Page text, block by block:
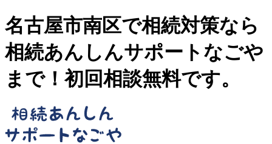
名古屋市南区で相続対策なら
相続あんしんサポートなごや
まで！初回相談無料です。